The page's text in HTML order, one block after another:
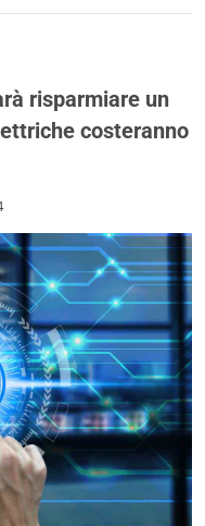
risparmiare un
costeranno